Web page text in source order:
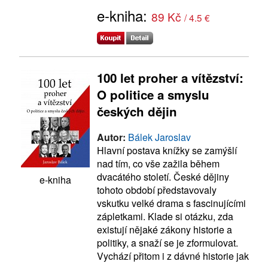
e-kniha: 89 Kč / 4.5 €
e-kniha
100 let proher a vítězství:
O politice a smyslu
českých dějin
Autor: Bálek Jaroslav
Hlavní postava knížky se zamýšlí
nad tím, co vše zažila během
dvacátého století. České dějiny
tohoto období představovaly
vskutku velké drama s fascinujícími
zápletkami. Klade si otázku, zda
existují nějaké zákony historie a
politiky, a snaží se je zformulovat.
Vychází přitom i z dávné historie jak